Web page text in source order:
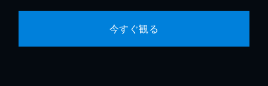
今すぐ観る